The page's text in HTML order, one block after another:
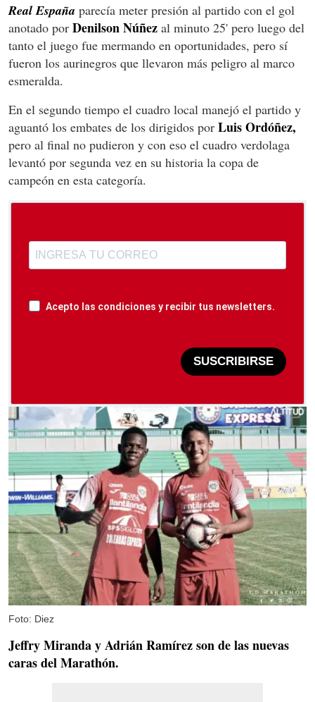
Real España parecía meter presión al partido con el gol
anotado por Denilson Núñez al minuto 25' pero luego del
tanto el juego fue mermando en oportunidades, pero sí
fueron los aurinegros que llevaron más peligro al marco
esmeralda.
En el segundo tiempo el cuadro local manejó el partido y
aguantó los embates de los dirigidos por Luis Ordóñez,
pero al final no pudieron y con eso el cuadro verdolaga
levantó por segunda vez en su historia la copa de
campeón en esta categoría.
Acepto las condiciones y recibir tus newsletters.
SUSCRIBIRSE
Foto: Diez
Jeffry Miranda y Adrián Ramírez son de las nuevas
caras del Marathón.